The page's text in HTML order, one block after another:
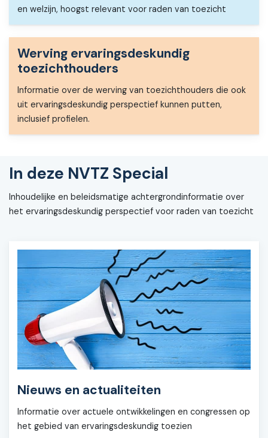
en welzijn, hoogst relevant voor raden van toezicht
Werving ervaringsdeskundig
toezichthouders
Informatie over de werving van toezichthouders die ook
uit ervaringsdeskundig perspectief kunnen putten,
inclusief profielen.
In deze NVTZ Special
Inhoudelijke en beleidsmatige achtergrondinformatie over
het ervaringsdeskundig perspectief voor raden van toezicht
Nieuws en actualiteiten
Informatie over actuele ontwikkelingen en congressen op
het gebied van ervaringsdeskundig toezien